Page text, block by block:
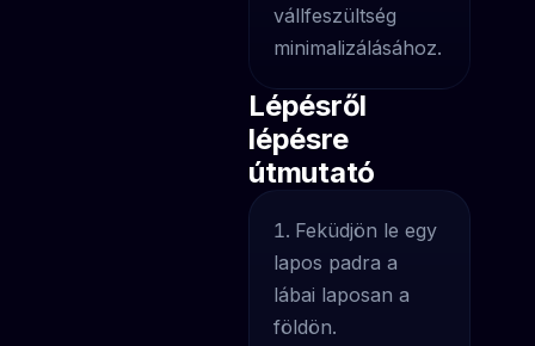
vállfeszültség
minimalizálásához.
Lépésről
lépésre
útmutató
Feküdjön le egy
lapos padra a
lábai laposan a
földön.